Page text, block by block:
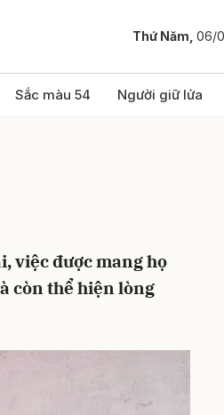
Thứ Năm, 06/
Sắc màu 54 Người giữ lửa
việc được mang họ
còn thể hiện lòng